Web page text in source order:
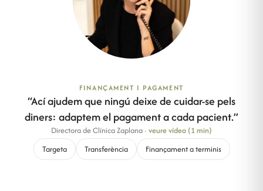
FINANÇAMENT I PAGAMENT
“Ací ajudem que ningú deixe de cuidar-se pels
diners: adaptem el pagament a cada pacient.”
Directora de Clínica Zaplana · veure vídeo (1 min)
Targeta
Transferència Finançament a terminis